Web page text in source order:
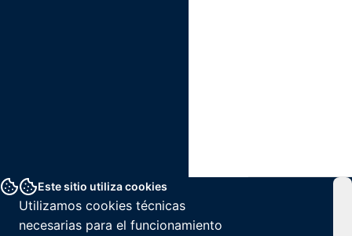
Este sitio utiliza cookies
Utilizamos cookies técnicas
necesarias para el funcionamiento